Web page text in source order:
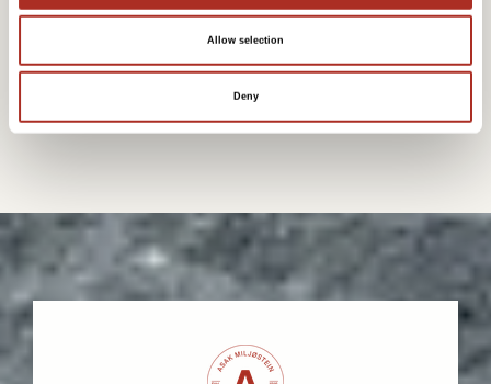
Allow selection
Deny
16 stk. per pall
Nobb: 42844075